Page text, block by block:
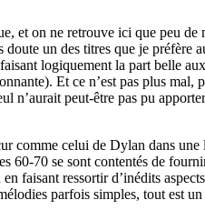
et on ne retrouve ici que peu
doute un des titres que je
logiquement la part belle
Et ce n’est pas plus
n’aurait peut-être pas pu
comme celui de Dylan dans
60-70 se sont contentés de
faisant ressortir d’inédits
parfois simples, tout est